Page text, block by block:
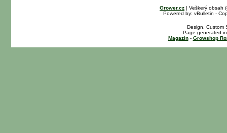
Grower.cz | Veškerý obsah
Powered by: vBulletin -
Design, Custom
Page generated
Magazín- Growshop